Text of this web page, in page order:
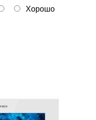
Хорошо